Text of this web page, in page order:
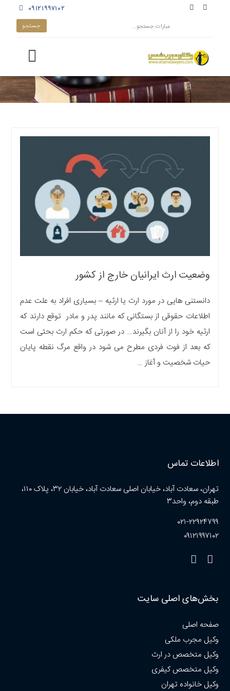
۰۹۱۲۱۹۹۷۱۰۲
وضعیت ارث ایرانیان خارج از کشور
دانستنی هایی در مورد ارث یا ارثیه – بسیاری افراد به علت عدم
اطلاعات حقوقی از بستگانی که مانند پدر و مادر توقع دارند که
ارثیه خود را از آنان بگیرند… در صورتی که حکم ارث بحثی است
که بعد از فوت فردی مطرح می شود در واقع مرگ نقطه پایان
حیات شخصیت و آغاز …
اطلاعات تماس
تهران، سعادت آباد، خیابان اصلی سعادت آباد، خیابان ۳۲، پلاک ۱۱۰،
طبقه دوم، واحد۳
۰۲۱-۲۲۹۲۴۷۹۹
۰۹۱۲۱۹۹۷۱۰۲
بخش‌های اصلی سایت
صفحه اصلی
وکیل مجرب ملکی
وکیل متخصص در ارث
وکیل متخصص کیفری
وکیل خانواده تهران